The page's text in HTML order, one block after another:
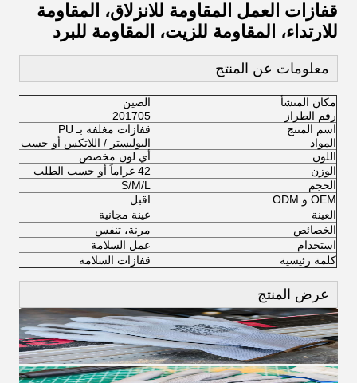
قفازات العمل المقاومة للانزلاق، المقاومة
للارتداء، المقاومة للزيت، المقاومة للبرد
معلومات عن المنتج
مكان المنشأ
الصين
رقم الطراز
201705
اسم المنتج
قفازات مغلفة بـ PU
المواد
البوليستر / اللاتكس أو حسب
اللون
أي لون مخصص
الوزن
42 غراماً أو حسب الطلب
الحجم
S/M/L
OEM و ODM
اقبل
العينة
عينة مجانية
الخصائص
مرنة، تنفس
استخدام
عمل السلامة
كلمة رئيسية
قفازات السلامة
عرض المنتج